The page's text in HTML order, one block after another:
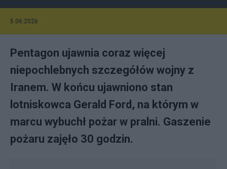
5.06.2026
Pentagon ujawnia coraz więcej
niepochlebnych szczegółów wojny z
Iranem. W końcu ujawniono stan
lotniskowca Gerald Ford, na którym w
marcu wybuchł pożar w pralni. Gaszenie
pożaru zajęło 30 godzin.